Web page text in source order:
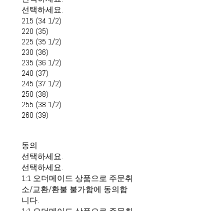
선택하세요.
215 (34 1/2)
220 (35)
225 (35 1/2)
230 (36)
235 (36 1/2)
240 (37)
245 (37 1/2)
250 (38)
255 (38 1/2)
260 (39)
동의
선택하세요.
선택하세요.
1:1 오더메이드 상품으로 주문취
소/교환/환불 불가함에 동의합
니다.